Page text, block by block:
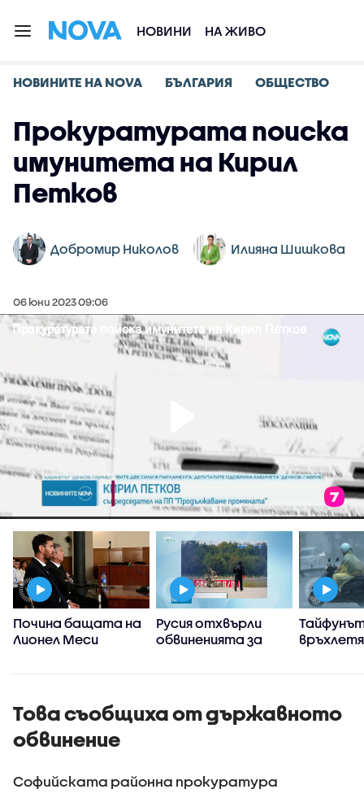
НОВИНИ НА ЖИВО
НОВИНИТЕ НА NOVA БЪЛГАРИЯ ОБЩЕСТВО
Прокуратурата поиска
имунитета на Кирил
Петков
Добромир Николов Илияна Шишкова
06 юни 2023 09:06
Почина бащата на
Лионел Меси
Русия отхвърли
обвиненията за
инцидента с дрон
Това съобщиха от държавното
обвинение
Софийската районна прокуратура